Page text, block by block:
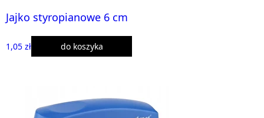
Jajko styropianowe 6 cm
1,05 zł do koszyka